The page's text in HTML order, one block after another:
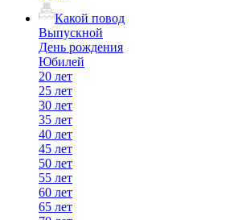
Какой повод
Выпускной
День рождения
Юбилей
20 лет
25 лет
30 лет
35 лет
40 лет
45 лет
50 лет
55 лет
60 лет
65 лет